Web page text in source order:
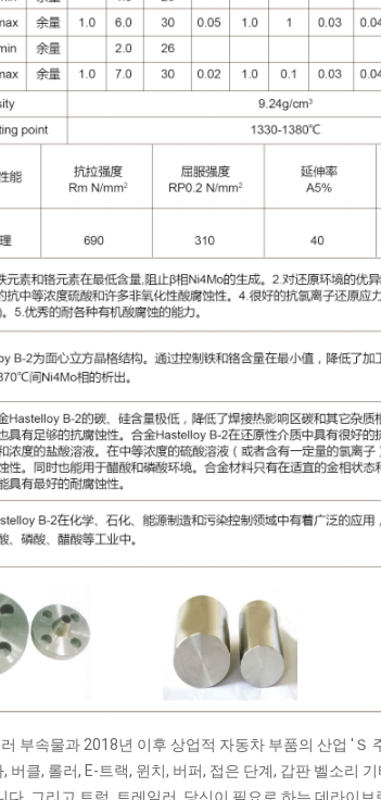
부속물과 2018년 이후 상업적 자동차 부품의 산업 'Ｓ
버클, 롤러, E-트랙, 윈치, 버퍼, 접은 단계, 갑판 벨소리